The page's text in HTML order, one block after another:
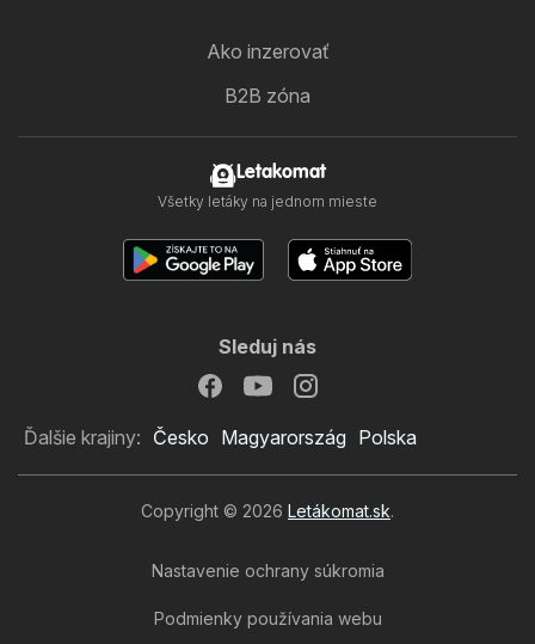
Ako inzerovať
B2B zóna
Letakomat
Všetky letáky na jednom mieste
Sleduj nás
Ďalšie krajiny: Česko Magyarország Polska
Copyright © 2026 Letákomat.sk.
Nastavenie ochrany súkromia
Podmienky používania webu